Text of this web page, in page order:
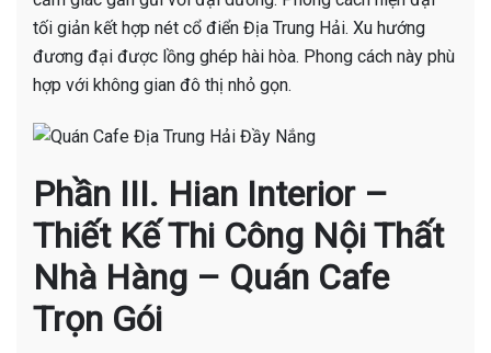
tối giản kết hợp nét cổ điển Địa Trung Hải. Xu hướng
đương đại được lồng ghép hài hòa. Phong cách này phù
hợp với không gian đô thị nhỏ gọn.
Phần III. Hian Interior –
Thiết Kế Thi Công Nội Thất
Nhà Hàng – Quán Cafe
Trọn Gói